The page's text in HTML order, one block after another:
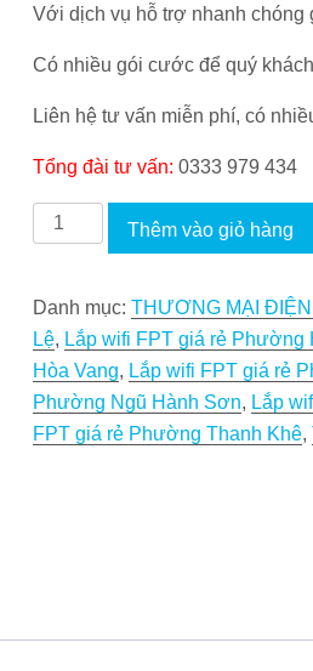
Với dịch vụ hỗ trợ nhanh chóng
Có nhiều gói cước để quý
Liên hệ tư vấn miễn phí, có
Tổng đài tư vấn: 0333 979 434
Lắp
wifi
giá
rẻ
Đà
Nẵng
số
Thêm vào giỏ hàng
Danh mục:THƯƠNG MẠI
Lệ, Lắp wifi FPT giá rẻ Phường
Hòa Vang, Lắp wifi FPT giá rẻ
Phường Ngũ Hành Sơn, Lắp
FPT giá rẻ Phường Thanh Khê,